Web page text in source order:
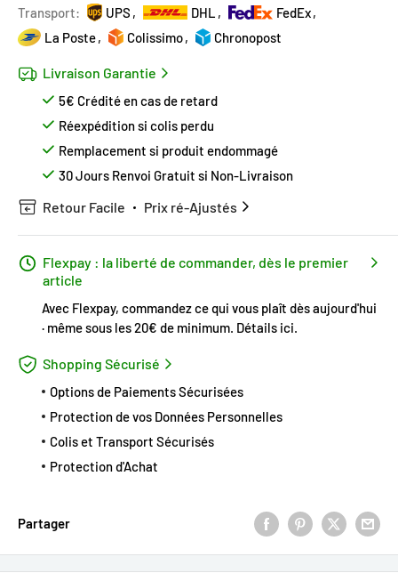
Transport:
UPS DHL
FedEx
La Poste
Colissimo Chronopost
Livraison Garantie
5€ Crédité en cas de retard
Réexpédition si colis perdu
Remplacement si produit endommagé
30 Jours Renvoi Gratuit si Non-Livraison
Retour Facile Prix ré-Ajustés
Flexpay : la liberté de commander, dès le premier
article
Avec Flexpay, commandez ce qui vous plaît dès aujourd'hui
· même sous les 20€ de minimum. Détails ici.
Shopping Sécurisé
Options de Paiements Sécurisées
Protection de vos Données Personnelles
Colis et Transport Sécurisés
Protection d'Achat
Partager